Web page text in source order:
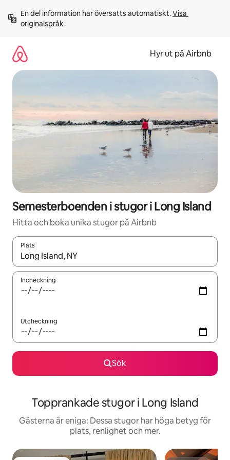
innehåll
En del information har översatts automatiskt. Visa
originalspråk
Hyr ut på Airbnb
Semesterboenden i stugor i Long Island
Hitta och boka unika stugor på Airbnb
Plats
När resultaten är tillgängliga kan du navigera med upp- och
Incheckning
Utcheckning
Sök
Topprankade stugor i Long Island
Gästerna är eniga: Dessa stugor har höga betyg för
plats, renlighet och mer.